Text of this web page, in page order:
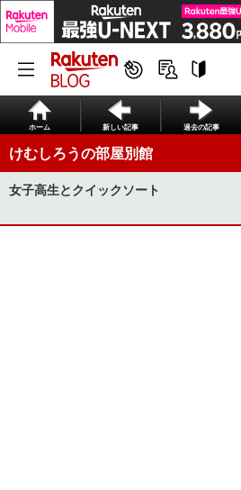
ホーム 新しい記事 過去の記事
けむしろうの部屋別館
女子高生とクイックソート